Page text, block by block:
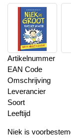
Artikelnummer
EAN Code
Omschrijving
Leverancier
Soort
Leeftijd
Niek is